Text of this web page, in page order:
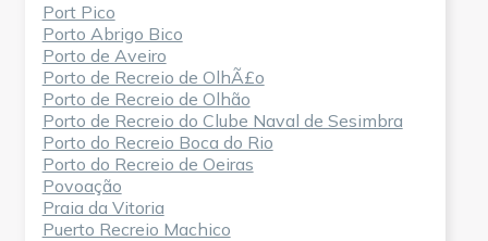
Port Pico
Porto Abrigo Bico
Porto de Aveiro
Porto de Recreio de OlhÃ£o
Porto de Recreio de Olhão
Porto de Recreio do Clube Naval de Sesimbra
Porto do Recreio Boca do Rio
Porto do Recreio de Oeiras
Povoação
Praia da Vitoria
Puerto Recreio Machico